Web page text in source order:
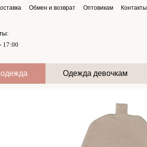
контентуОбмен и возврат Оптовикам Контакты
17:00
Одежда девочкам